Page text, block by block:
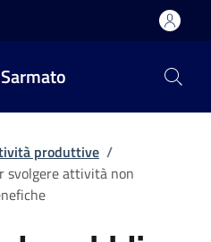
produttive /
svolgere attività non